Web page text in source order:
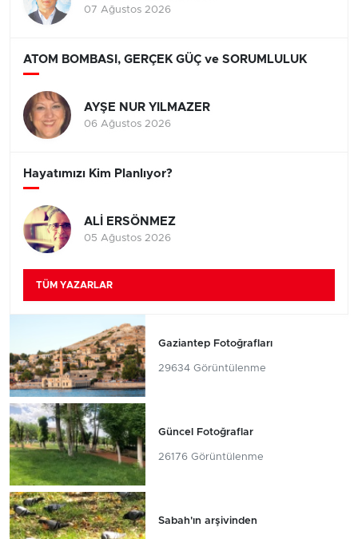
07 Ağustos 2026
ATOM BOMBASI, GERÇEK GÜÇ ve SORUMLULUK
AYŞE NUR YILMAZER
06 Ağustos 2026
Hayatımızı Kim Planlıyor?
ALİ ERSÖNMEZ
05 Ağustos 2026
TÜM YAZARLAR
Gaziantep Fotoğrafları
29634 Görüntülenme
Güncel Fotoğraflar
26176 Görüntülenme
Sabah'ın arşivinden